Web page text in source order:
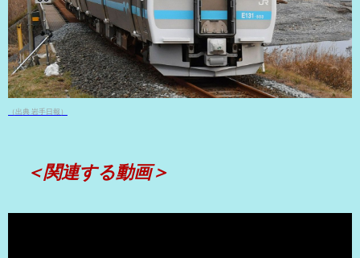
（出典 岩手日報）
＜関連する動画＞